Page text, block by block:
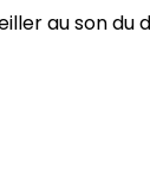
au son du